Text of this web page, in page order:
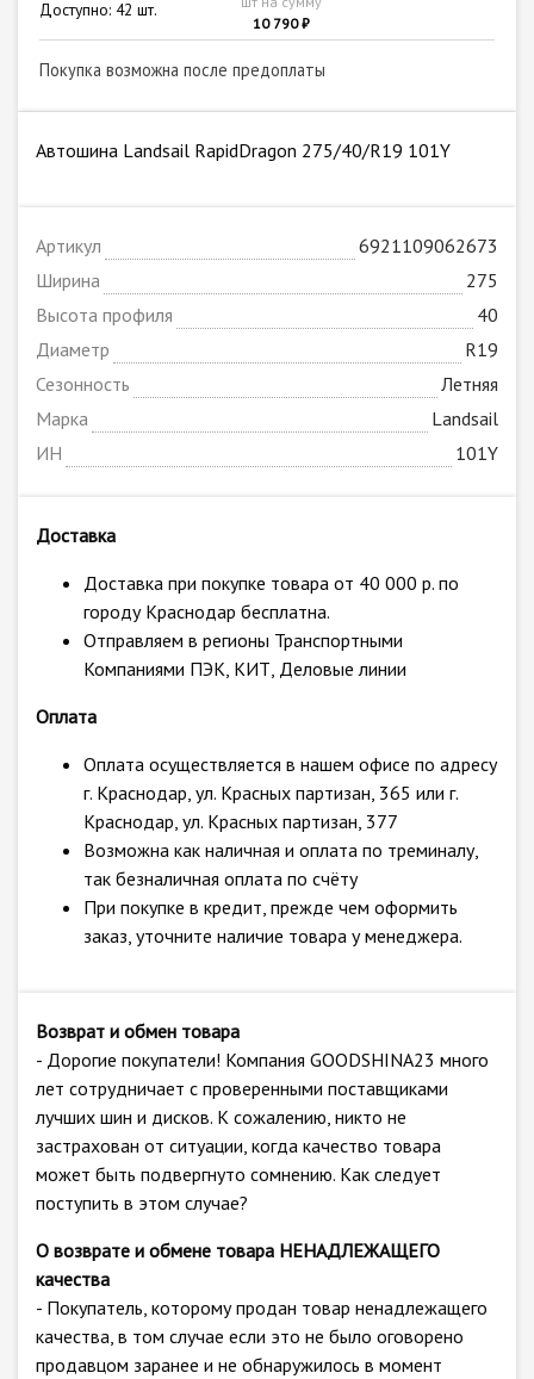
Доступно: 42 шт.
10 790 ₽
Покупка возможна после предоплаты
Автошина Landsail RapidDragon 275/40/R19 101Y
Артикул
6921109062673
Ширина
275
Высота профиля
40
Диаметр
R19
Сезонность
Летняя
Марка
Landsail
ИН
101Y
Доставка
Доставка при покупке товара от 40 000 р. по
городу Краснодар бесплатна.
Отправляем в регионы Транспортными
Компаниями ПЭК, КИТ, Деловые линии
Оплата
Оплата осуществляется в нашем офисе по адресу
г. Краснодар, ул. Красных партизан, 365 или г.
Краснодар, ул. Красных партизан, 377
Возможна как наличная и оплата по треминалу,
так безналичная оплата по счёту
При покупке в кредит, прежде чем оформить
заказ, уточните наличие товара у менеджера.
Возврат и обмен товара
- Дорогие покупатели! Компания GOODSHINA23 много
лет сотрудничает с проверенными поставщиками
лучших шин и дисков. К сожалению, никто не
застрахован от ситуации, когда качество товара
может быть подвергнуто сомнению. Как следует
поступить в этом случае?
О возврате и обмене товара НЕНАДЛЕЖАЩЕГО
качества
- Покупатель, которому продан товар ненадлежащего
качества, в том случае если это не было оговорено
продавцом заранее и не обнаружилось в момент